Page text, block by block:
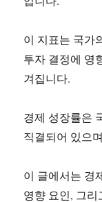
이 지표는 국가
투자 결정에 영
겨집니다.
경제 성장률은
직결되어 있으
이 글에서는 경
영향 요인, 그